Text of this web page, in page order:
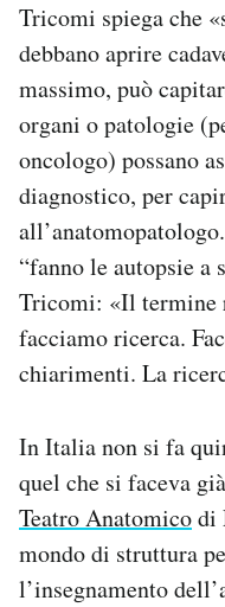
Tricomi spiega che
debbano aprire
massimo, può
organi o patologie
oncologo) possano
diagnostico, per
“fanno le autopsie a
Tricomi: «Il termine
facciamo ricerca.
chiarimenti. La
In Italia non si fa
quel che si faceva
Teatro Anatomicodi
mondo di struttura
l’insegnamento